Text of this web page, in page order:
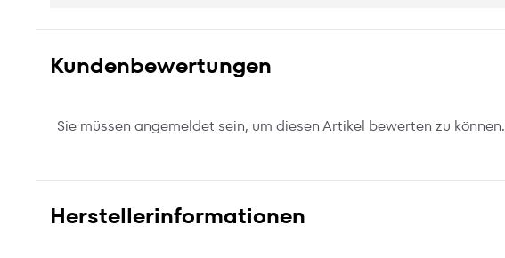
Kundenbewertungen
Sie müssen angemeldet sein, um diesen Artikel bewerten zu können.
Herstellerinformationen